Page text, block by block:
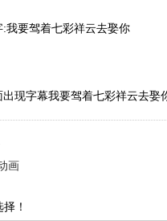
:我要驾着七彩祥云去娶你
出现字幕我要驾着七彩祥云去娶
画
！